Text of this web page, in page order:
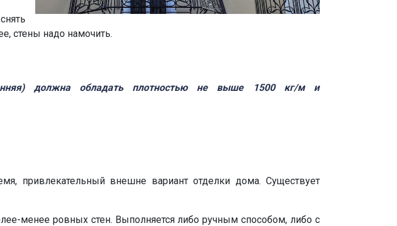
стены надо намочить.
должна обладать плотностью не выше 1500 кг/м и
привлекательный внешне вариант отделки дома. Существует
менее ровных стен. Выполняется либо ручным способом, либо с